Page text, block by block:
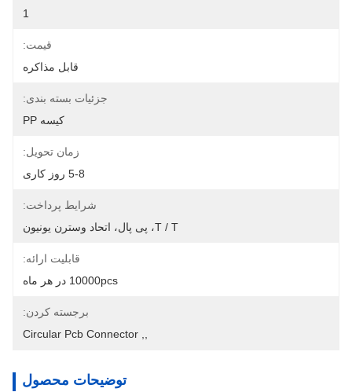
1
قیمت:
قابل مذاکره
جزئیات بسته بندی:
کیسه PP
زمان تحویل:
5-8 روز کاری
شرایط پرداخت:
T / T، پی پال، اتحاد وسترن یونیون
قابلیت ارائه:
10000pcs در هر ماه
برجسته کردن:
Circular Pcb Connector
توضیحات محصول